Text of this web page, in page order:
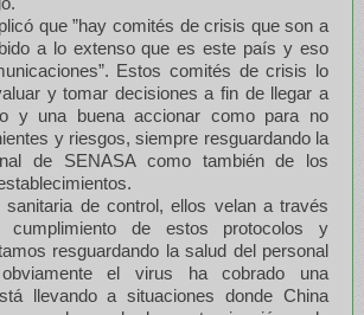
que ”hay comités de crisis que son a
a lo extenso que es este país y eso
Estos comités de crisis lo
y tomar decisiones a fin de llegar a
y una buena accionar como para no
y riesgos, siempre resguardando la
de SENASA como también de los
sanitaria de control, ellos velan a través
de estos protocolos y
resguardando la salud del personal
el virus ha cobrado una
llevando a situaciones donde China